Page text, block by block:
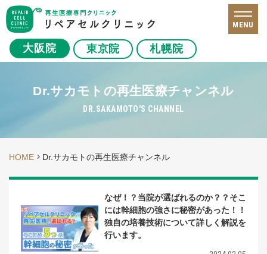
大阪院 東京院 札幌院
MENU
Dr.サカモトの再生医療チャンネル
DR.SAKAMOTO'S CHANNEL
HOME Dr.サカモトの再生医療チャンネル
なぜ！？当院が選ばれるのか？？そこ
には幹細胞の強さに秘密があった！！
独自の培養技術について詳しく解説を
行います。